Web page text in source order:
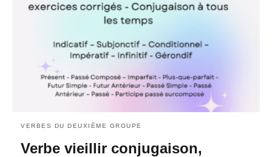
VERBES DU DEUXIÈME GROUPE
Verbe vieillir conjugaison,